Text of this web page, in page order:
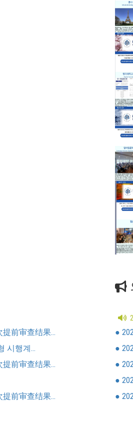
前审查结果...
시행계...
前审查结果...
前审查结果...
●
●
●
●
●